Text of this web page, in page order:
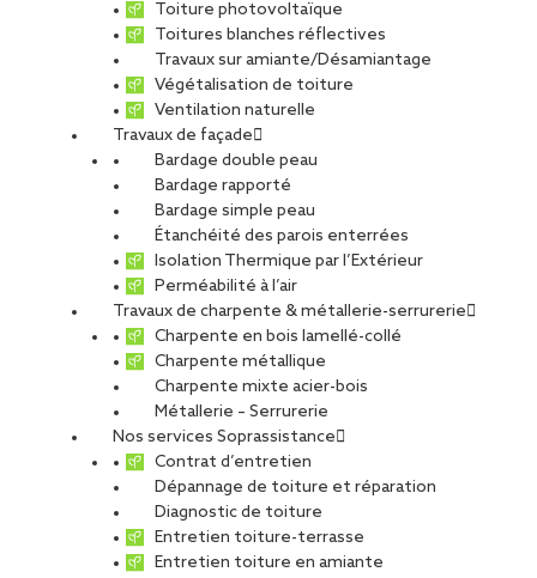
Toiture photovoltaïque
Toitures blanches réflectives
Travaux sur amiante/Désamiantage
Végétalisation de toiture
Ventilation naturelle
Travaux de façade
Bardage double peau
Bardage rapporté
Bardage simple peau
Étanchéité des parois enterrées
Isolation Thermique par l’Extérieur
Perméabilité à l’air
Travaux de charpente & métallerie-serrurerie
Charpente en bois lamellé-collé
Charpente métallique
Charpente mixte acier-bois
Métallerie – Serrurerie
Nos services Soprassistance
Contrat d’entretien
Dépannage de toiture et réparation
Diagnostic de toiture
Entretien toiture-terrasse
Entretien toiture en amiante